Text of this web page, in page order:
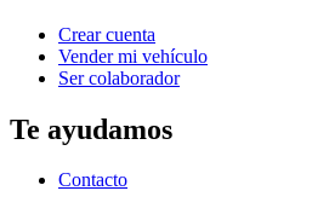
Crear cuenta
Vender mi vehículo
Ser colaborador
Te ayudamos
Contacto